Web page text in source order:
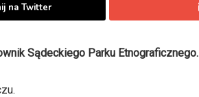
na Twitter
Sądeckiego Parku Etnograficznego.